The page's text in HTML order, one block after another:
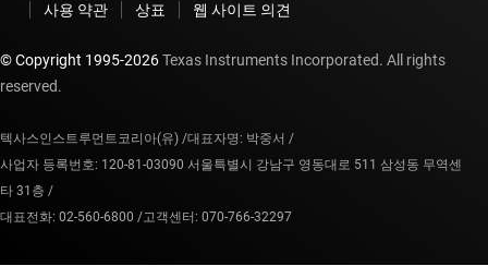
사용 약관
상표 웹 사이트 의견
© Copyright 1995-2026Texas Instruments Incorporated. All rights
reserved.
텍사스인스트루먼트코리아(유) /대표자명: 박중서 /
사업자 등록번호: 120-81-03090 서울특별시 강남구 영동대로 511 삼성동 무역센
타 31층 /
대표전화: 02-560-6800 /고객센터: 070-766-32297